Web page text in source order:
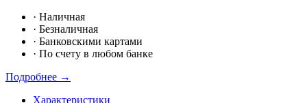
· Наличная
· Безналичная
· Банковскими картами
· По счету в любом банке
Подробнее →
Характеристики